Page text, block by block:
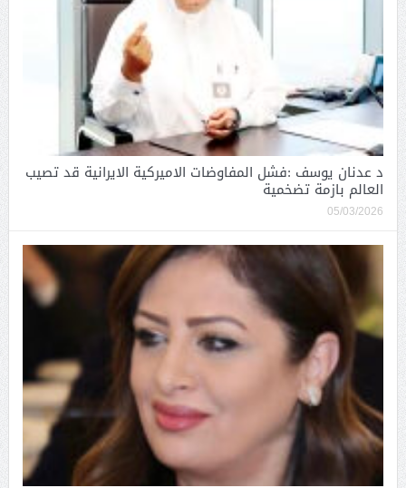
د عدنان يوسف :فشل المفاوضات الاميركية الايرانية قد تصيب
العالم بازمة تضخمية
05/03/2026